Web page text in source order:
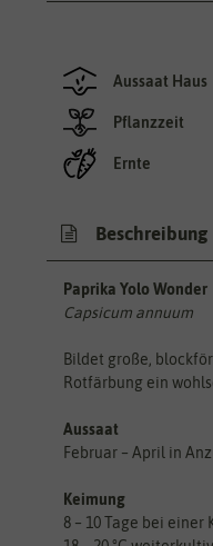
Aussaat Haus
Pflanzzeit
Ernte
Beschreibung
Paprika Yolo Wonder
Capsicum annuum
Bildet große,
Rotfärbung ein
Aussaat
Februar – April in
Keimung
8 – 10 Tage bei